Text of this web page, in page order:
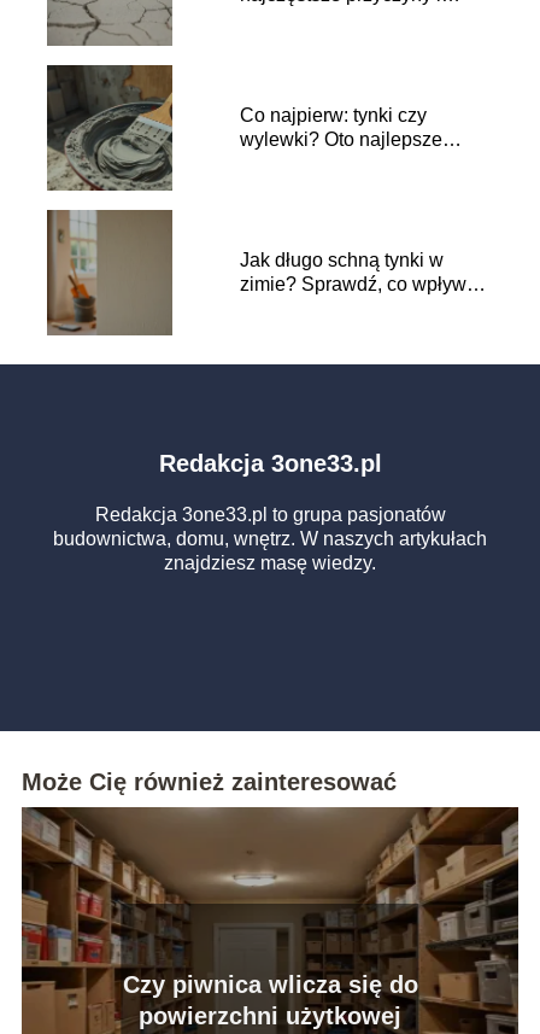
Co najpierw: tynki czy
wylewki? Oto najlepsze
Jak długo schną tynki w
zimie? Sprawdź, co wpływa
Redakcja 3one33.pl
Redakcja 3one33.pl to grupa pasjonatów
budownictwa, domu, wnętrz. W naszych artykułach
znajdziesz masę wiedzy.
Może Cię również zainteresować
Czy piwnica wlicza się do
powierzchni użytkowej